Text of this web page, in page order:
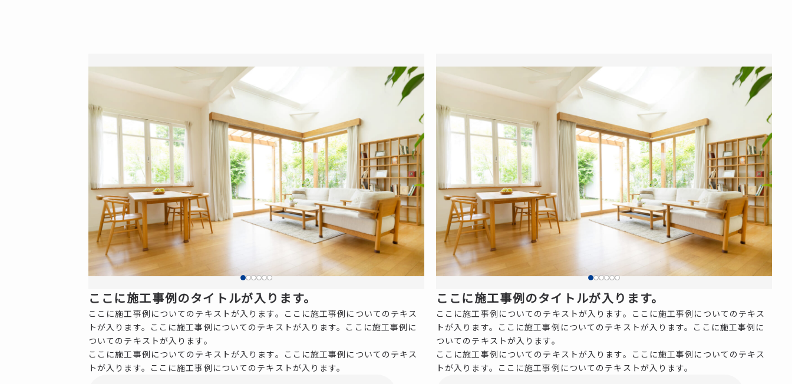
ここに施工事例のタイトルが入ります。
ここに施工事例についてのテキストが入ります。ここに施工事例についてのテキス
トが入ります。ここに施工事例についてのテキストが入ります。ここに施工事例に
ついてのテキストが入ります。
ここに施工事例についてのテキストが入ります。ここに施工事例についてのテキス
トが入ります。ここに施工事例についてのテキストが入ります。
ここに施工事例のタイトルが入ります。
ここに施工事例についてのテキストが入ります。ここに施工事例についてのテキス
トが入ります。ここに施工事例についてのテキストが入ります。ここに施工事例に
ついてのテキストが入ります。
ここに施工事例についてのテキストが入ります。ここに施工事例についてのテキス
トが入ります。ここに施工事例についてのテキストが入ります。